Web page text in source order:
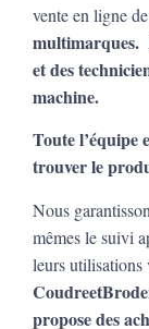
vente en ligne de
multimarques.
et des
machine.
Toute l’équipe
trouver le
Nous
mêmes le suivi
leurs utilisations
propose des